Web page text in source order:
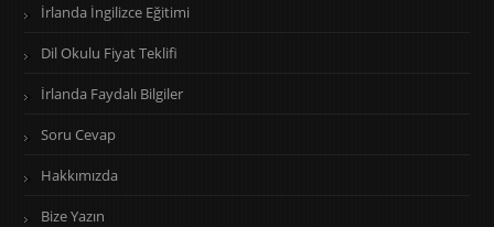
İrlanda İngilizce Eğitimi
Dil Okulu Fiyat Teklifi
İrlanda Faydalı Bilgiler
Soru Cevap
Hakkımızda
Bize Yazın